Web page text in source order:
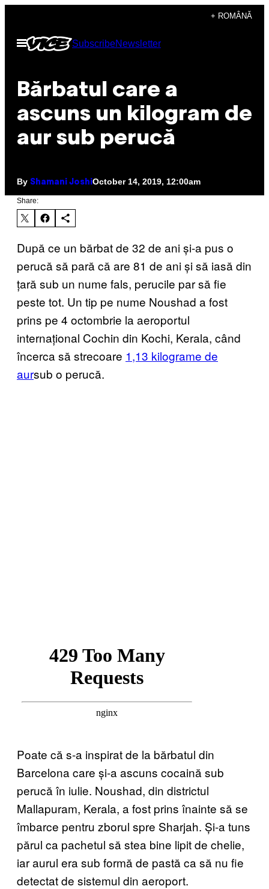
content
+ ROMÂNĂ
Open
Menu
SubscribeNewsletter
Bărbatul care a
ascuns un kilogram de
aur sub perucă
By Shamani JoshiOctober 14, 2019, 12:00am
Share:
După ce un bărbat de 32 de ani și-a pus o
perucă să pară că are 81 de ani și să iasă din
țară sub un nume fals, perucile par să fie
peste tot. Un tip pe nume Noushad a fost
prins pe 4 octombrie la aeroportul
internațional Cochin din Kochi, Kerala, când
încerca să strecoare 1,13 kilograme de
aursub o perucă.
Poate că s-a inspirat de la bărbatul din
Barcelona care și-a ascuns cocaină sub
perucă în iulie. Noushad, din districtul
Mallapuram, Kerala, a fost prins înainte să se
îmbarce pentru zborul spre Sharjah. Și-a tuns
părul ca pachetul să stea bine lipit de chelie,
iar aurul era sub formă de pastă ca să nu fie
detectat de sistemul din aeroport.